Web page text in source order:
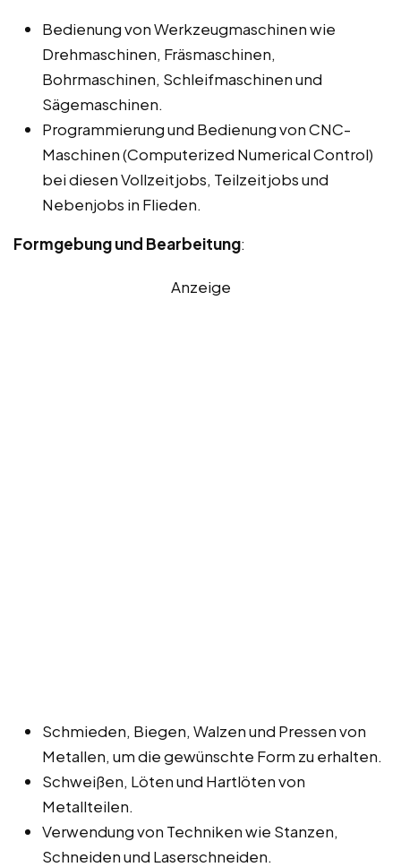
Bedienung von Werkzeugmaschinen wie
Drehmaschinen, Fräsmaschinen,
Bohrmaschinen, Schleifmaschinen und
Sägemaschinen.
Programmierung und Bedienung von CNC-
Maschinen (Computerized Numerical Control)
bei diesen Vollzeitjobs, Teilzeitjobs und
Nebenjobs in Flieden.
Formgebung und Bearbeitung:
Anzeige
Schmieden, Biegen, Walzen und Pressen von
Metallen, um die gewünschte Form zu erhalten.
Schweißen, Löten und Hartlöten von
Metallteilen.
Verwendung von Techniken wie Stanzen,
Schneiden und Laserschneiden.